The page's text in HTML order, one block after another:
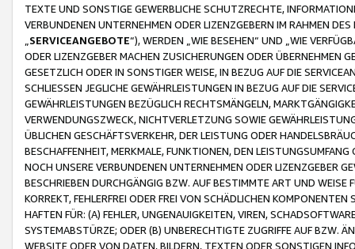
TEXTE UND SONSTIGE GEWERBLICHE SCHUTZRECHTE,
VERBUNDENEN UNTERNEHMEN ODER LIZENZGEBERN IM RAHMEN
SERVICEANGEBOTE“), WERDEN „WIE BESEHEN“ UND „WIE
ODER LIZENZGEBER MACHEN ZUSICHERUNGEN ODER ÜBERNEHMEN
GESETZLICH ODER IN SONSTIGER WEISE, IN BEZUG AUF DIE
SCHLIESSEN JEGLICHE GEWÄHRLEISTUNGEN IN BEZUG AUF DIE
GEWÄHRLEISTUNGEN BEZÜGLICH RECHTSMÄNGELN,
VERWENDUNGSZWECK, NICHTVERLETZUNG SOWIE
ÜBLICHEN GESCHÄFTSVERKEHR, DER LEISTUNG ODER
BESCHAFFENHEIT, MERKMALE, FUNKTIONEN, DEN
NOCH UNSERE VERBUNDENEN UNTERNEHMEN ODER LIZENZGEBER
BESCHRIEBEN DURCHGÄNGIG BZW. AUF BESTIMMTE ART UND
KORREKT, FEHLERFREI ODER FREI VON SCHÄDLICHEN
HAFTEN FÜR: (A) FEHLER, UNGENAUIGKEITEN, VIREN,
SYSTEMABSTÜRZE; ODER (B) UNBERECHTIGTE ZUGRIFFE AUF BZW.
WEBSITE ODER VON DATEN, BILDERN, TEXTEN ODER SONSTIGEN